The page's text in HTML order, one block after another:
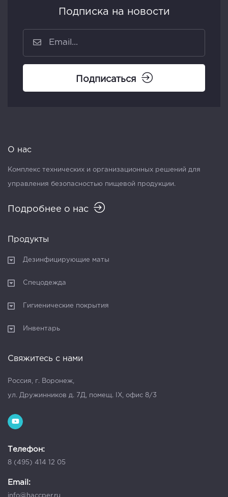
Подписка на новости
Подписаться
О нас
Комплекс технических и организационных решений для
управления безопасностью пищевой продукции.
Подробнее о нас
Продукты
Дезинфицирующие маты
Спецодежда
Гигиенические покрытия
Инвентарь
Свяжитесь с нами
Россия, г. Воронеж,
ул. Дружинников д. 7Д, помещ. IX, офис 8/3
Телефон:
8 (495) 414 12 05
Email: